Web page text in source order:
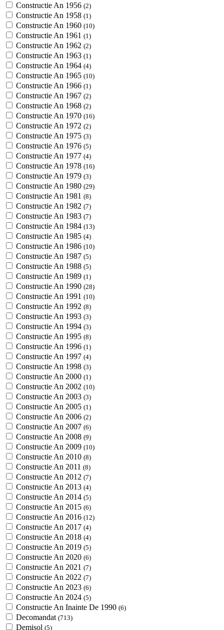
Constructie An 1956 (2)
Constructie An 1958 (1)
Constructie An 1960 (10)
Constructie An 1961 (1)
Constructie An 1962 (2)
Constructie An 1963 (1)
Constructie An 1964 (4)
Constructie An 1965 (10)
Constructie An 1966 (1)
Constructie An 1967 (2)
Constructie An 1968 (2)
Constructie An 1970 (16)
Constructie An 1972 (2)
Constructie An 1975 (3)
Constructie An 1976 (5)
Constructie An 1977 (4)
Constructie An 1978 (16)
Constructie An 1979 (3)
Constructie An 1980 (29)
Constructie An 1981 (8)
Constructie An 1982 (7)
Constructie An 1983 (7)
Constructie An 1984 (13)
Constructie An 1985 (4)
Constructie An 1986 (10)
Constructie An 1987 (5)
Constructie An 1988 (5)
Constructie An 1989 (1)
Constructie An 1990 (28)
Constructie An 1991 (10)
Constructie An 1992 (8)
Constructie An 1993 (3)
Constructie An 1994 (3)
Constructie An 1995 (8)
Constructie An 1996 (1)
Constructie An 1997 (4)
Constructie An 1998 (3)
Constructie An 2000 (1)
Constructie An 2002 (10)
Constructie An 2003 (3)
Constructie An 2005 (1)
Constructie An 2006 (2)
Constructie An 2007 (6)
Constructie An 2008 (9)
Constructie An 2009 (10)
Constructie An 2010 (8)
Constructie An 2011 (8)
Constructie An 2012 (7)
Constructie An 2013 (4)
Constructie An 2014 (5)
Constructie An 2015 (6)
Constructie An 2016 (12)
Constructie An 2017 (4)
Constructie An 2018 (4)
Constructie An 2019 (5)
Constructie An 2020 (6)
Constructie An 2021 (7)
Constructie An 2022 (7)
Constructie An 2023 (6)
Constructie An 2024 (5)
Constructie An Inainte De 1990 (6)
Decomandat (713)
Demisol (5)